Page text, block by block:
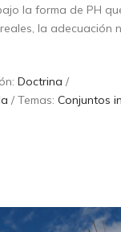
la forma de PH
la adecuación
Doctrina /
/ Temas: Conjuntos